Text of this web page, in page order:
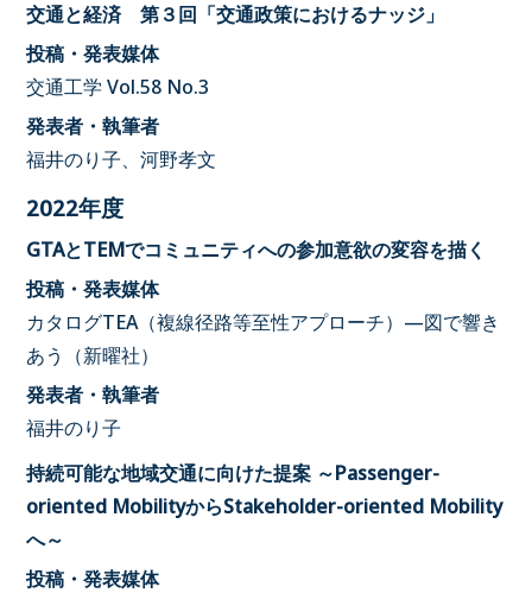
交通と経済 第３回「交通政策におけるナッジ」
投稿・発表媒体
交通工学 Vol.58 No.3
発表者・執筆者
福井のり子、河野孝文
2022年度
GTAとTEMでコミュニティへの参加意欲の変容を描く
投稿・発表媒体
カタログTEA（複線径路等至性アプローチ）—図で響き
あう（新曜社）
発表者・執筆者
福井のり子
持続可能な地域交通に向けた提案 ～Passenger-
oriented MobilityからStakeholder-oriented Mobility
へ～
投稿・発表媒体